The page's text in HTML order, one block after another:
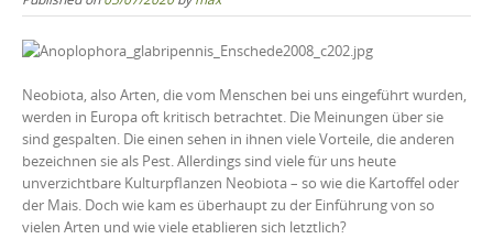
Neobiota, also Arten, die vom Menschen bei uns eingeführt wurden,
werden in Europa oft kritisch betrachtet. Die Meinungen über sie
sind gespalten. Die einen sehen in ihnen viele Vorteile, die anderen
bezeichnen sie als Pest. Allerdings sind viele für uns heute
unverzichtbare Kulturpflanzen Neobiota – so wie die Kartoffel oder
der Mais. Doch wie kam es überhaupt zu der Einführung von so
vielen Arten und wie viele etablieren sich letztlich?